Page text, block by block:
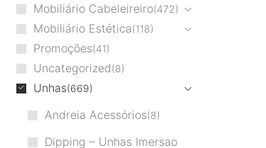
Mobiliário Cabeleireiro 472
Mobiliário Estética 118
Promoções 41
Uncategorized 8
Unhas 669
Andreia Acessórios 8
Dipping – Unhas Imersao